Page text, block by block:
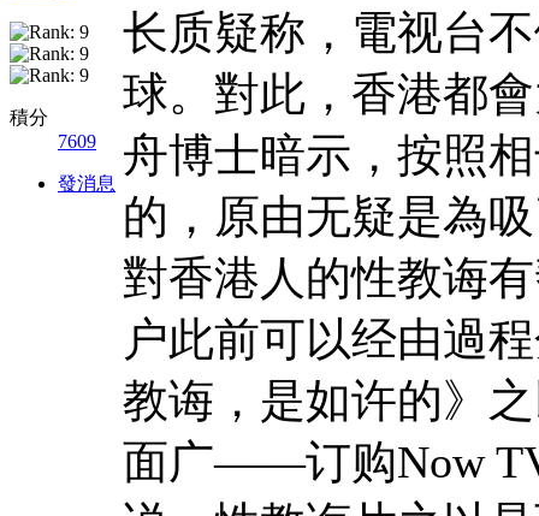
積分
7609
發消息
长质疑称，電视台
球。對此，香港都
舟博士暗示，按照
的，原由无疑是為
對香港人的性教诲
户此前可以经由過
教诲，是如许的》
面广——订购Now